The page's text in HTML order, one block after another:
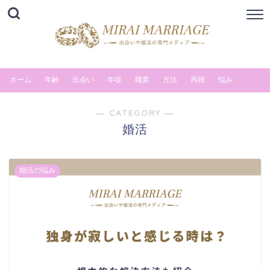
ホーム 年齢 出会い 年収 職業 方法 再婚 悩み
― CATEGORY ―
婚活
婚活の悩み